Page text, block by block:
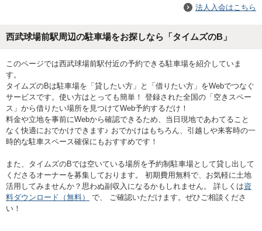
法人入会はこちら
西武球場前駅周辺の駐車場をお探しなら「タイムズのB」
このページでは西武球場前駅付近の予約できる駐車場を紹介していま
す。
タイムズのBは駐車場を「貸したい方」と「借りたい方」をWebでつなぐ
サービスです。使い方はとっても簡単！ 登録された全国の「空きスペー
ス」から借りたい場所を見つけてWeb予約するだけ！
料金や立地を事前にWebから確認できるため、当日現地であわてること
なく快適におでかけできます♪ おでかけはもちろん、引越しや来客時の一
時的な駐車スペース確保にもおすすめです！
また、タイムズのBでは空いている場所を予約制駐車場として貸し出して
くださるオーナーを募集しております。 初期費用無料で、お気軽に土地
活用してみませんか？思わぬ副収入になるかもしれません。 詳しくは資
料ダウンロード（無料）
で、 ご確認いただけます。ぜひご相談くださ
い！